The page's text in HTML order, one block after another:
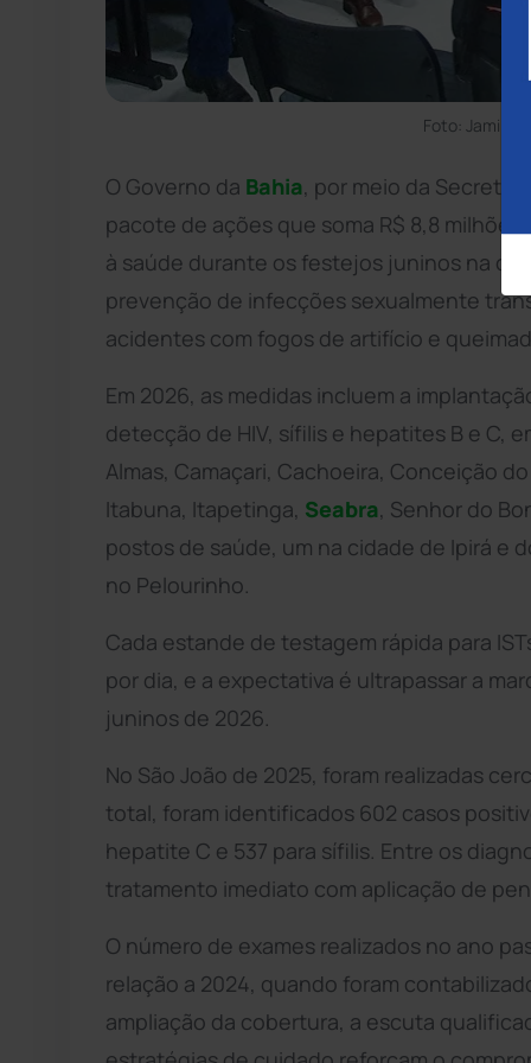
Foto: Jamile
O Governo da Bahia, por meio da
pacote de ações que soma R$ 8,8
à saúde durante os festejos juninos na
prevenção de infecções sexualmente
acidentes com fogos de artifício e
Em 2026, as medidas incluem a
detecção de HIV, sífilis e hepatites B e C,
Almas, Camaçari, Cachoeira, Conceição
Itabuna, Itapetinga, Seabra, Senhor do
postos de saúde, um na cidade de Ipirá e
no Pelourinho.
Cada estande de testagem rápida para
por dia, e a expectativa é ultrapassar a
juninos de 2026.
No São João de 2025, foram realizadas
total, foram identificados 602 casos
hepatite C e 537 para sífilis. Entre os
tratamento imediato com aplicação de
O número de exames realizados no ano
relação a 2024, quando foram
ampliação da cobertura, a escuta